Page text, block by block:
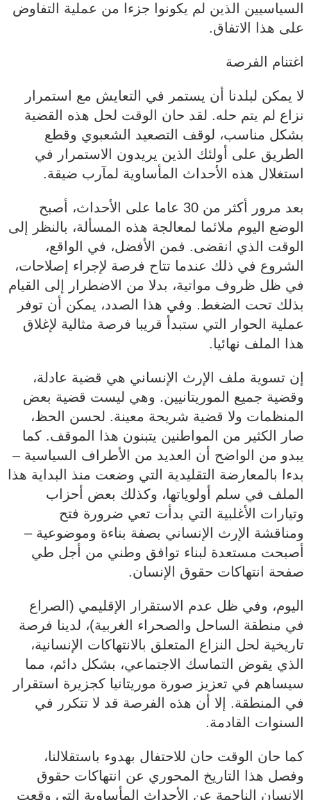
السياسيين الذين لم يكونوا جزءا من عملية التفاوض
على هذا الاتفاق.
اغتنام الفرصة
لا يمكن لبلدنا أن يستمر في التعايش مع استمرار
نزاع لم يتم حله. لقد حان الوقت لحل هذه القضية
بشكل مناسب، لوقف التصعيد الشعبوي وقطع
الطريق على أولئك الذين يريدون الاستمرار في
استغلال هذه الأحداث المأساوية لمآرب ضيقة.
بعد مرور أكثر من 30 عاما على الأحداث، أصبح
الوضع اليوم ملائما لمعالجة هذه المسألة، بالنظر إلى
الوقت الذي انقضى. فمن الأفضل، في الواقع،
الشروع في ذلك عندما تتاح فرصة لإجراء إصلاحات،
في ظل ظروف مواتية، بدلا من الاضطرار إلى القيام
بذلك تحت الضغط. وفي هذا الصدد، يمكن أن توفر
عملية الحوار التي ستبدأ قريبا فرصة مثالية لإغلاق
هذا الملف نهائيا.
إن تسوية ملف الإرث الإنساني هي قضية عادلة،
وقضية جميع الموريتانيين. وهي ليست قضية بعض
المنظمات ولا قضية شريحة معينة. لحسن الحظ،
صار الكثير من المواطنين يتبنون هذا الموقف. كما
يبدو من الواضح أن العديد من الأطراف السياسية –
بدءا بالمعارضة التقليدية التي وضعت منذ البداية هذا
الملف في سلم أولوياتها، وكذلك بعض أحزاب
وتيارات الأغلبية التي بدأت تعي ضرورة فتح
ومناقشة الإرث الإنساني بصفة بناءة وموضوعية –
أصبحت مستعدة لبناء توافق وطني من أجل طي
صفحة انتهاكات حقوق الإنسان.
اليوم، وفي ظل عدم الاستقرار الإقليمي (الصراع
في منطقة الساحل والصحراء الغربية)، لدينا فرصة
تاريخية لحل النزاع المتعلق بالانتهاكات الإنسانية،
الذي يقوض التماسك الاجتماعي، بشكل دائم، مما
سيساهم في تعزيز صورة موريتانيا كجزيرة استقرار
في المنطقة. إلا أن هذه الفرصة قد لا تتكرر في
السنوات القادمة.
كما حان الوقت حان للاحتفال بهدوء باستقلالنا،
وفصل هذا التاريخ المحوري عن انتهاكات حقوق
الإنسان الناجمة عن الأحداث المأساوية التي وقعت